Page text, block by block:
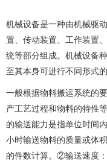
机械设备是一种由机械驱
置、传动装置、工作装置
统等部分组成。机械设备
至其本身可进行不同形式的
一般根据物料搬运系统的
产工艺过程和物料的特性
的输送能力是指单位时间
小时输送物料的质量或体
的件数计算。②输送速度